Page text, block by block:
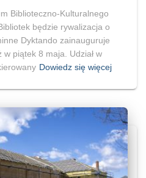
Biblioteczno-Kulturalnego
będzie rywalizacja o
Dyktando zainauguruje
piątek 8 maja. Udział w
Dowiedz się więcej